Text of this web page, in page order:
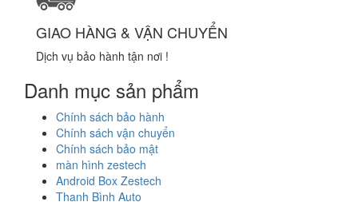
GIAO HÀNG & VẬN CHUYỂN
Dịch vụ bảo hành tận nơi !
Danh mục sản phẩm
Chính sách bảo hành
Chính sách vận chuyển
Chính sách bảo mật
màn hình zestech
Android Box Zestech
Thanh Bình Auto